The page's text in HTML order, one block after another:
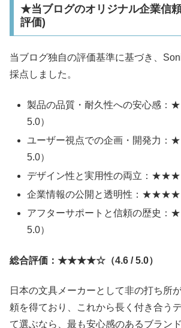
★当ブログのオリジナル企業信
評価)
当ブログ独自の評価基準に基づき、
採点しました。
製品の品質・耐久性への安心感
5.0）
ユーザー視点での企画・開発力
5.0）
デザイン性と実用性の両立：
企業情報の公開と透明性：
アフターサポートと信頼の歴史
5.0）
総合評価：★★★★☆（4.6 / 5.0）
日本の文具メーカーとして非の打ち所
頼を得ており、これから長く付き合う
て選ぶなら、最も安心感のあるブラン